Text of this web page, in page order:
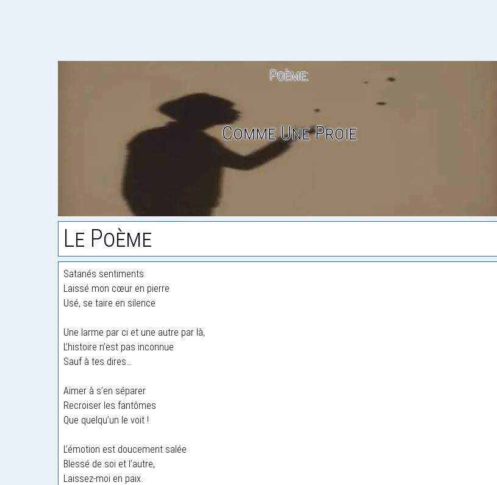
Poème:
Comme Une Proie
Le Poème
Satanés sentiments
Laissé mon cœur en pierre
Usé, se taire en silence
Une larme par ci et une autre par là,
L’histoire n’est pas inconnue
Sauf à tes dires…
Aimer à s’en séparer
Recroiser les fantômes
Que quelqu’un le voit !
L’émotion est doucement salée
Blessé de soi et l’autre,
Laissez-moi en paix.